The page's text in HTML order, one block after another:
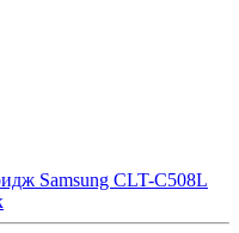
Samsung CLT-C508L